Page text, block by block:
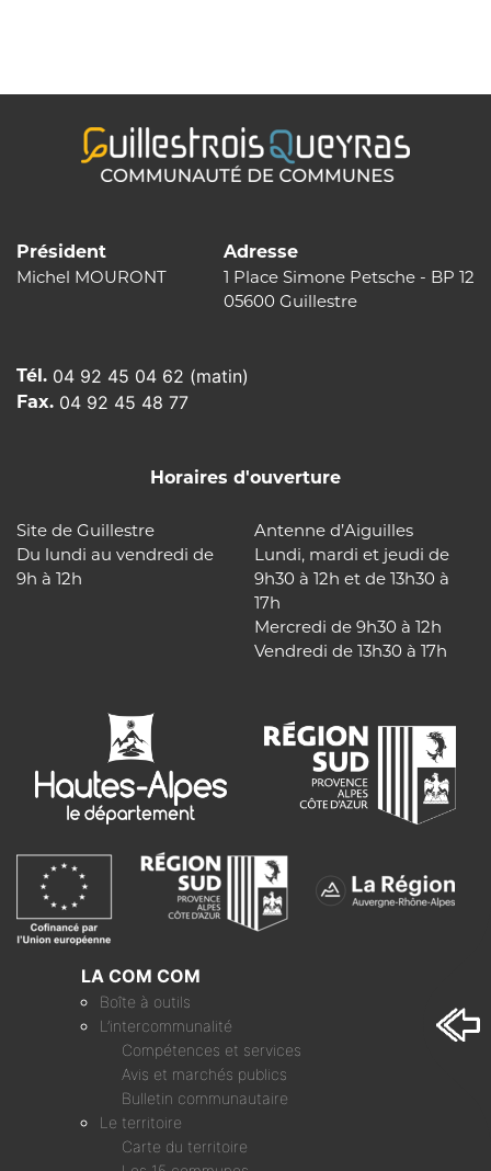
Président
Michel MOURONT
Adresse
1 Place Simone Petsche - BP 12
05600 Guillestre
Tél. 04 92 45 04 62 (matin)
Fax. 04 92 45 48 77
Horaires d'ouverture
Site de Guillestre
Du lundi au vendredi de
9h à 12h
Antenne d’Aiguilles
Lundi, mardi et jeudi de
9h30 à 12h et de 13h30 à
17h
Mercredi de 9h30 à 12h
Vendredi de 13h30 à 17h
LA COM COM
Boîte à outils
L’intercommunalité
Compétences et services
Avis et marchés publics
Bulletin communautaire
Le territoire
Carte du territoire